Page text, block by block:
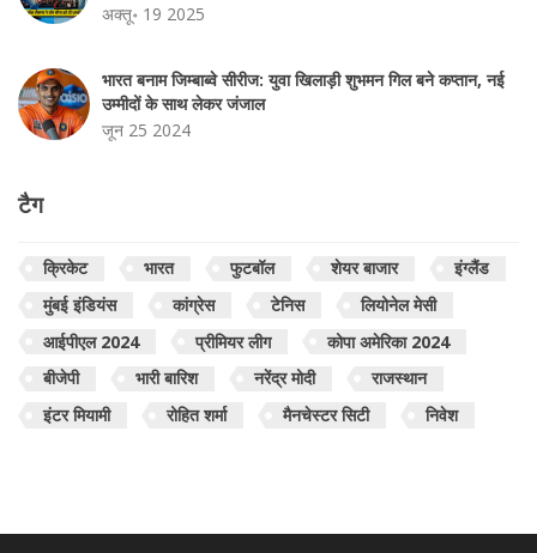
अक्तू॰ 19 2025
भारत बनाम जिम्बाब्वे सीरीज: युवा खिलाड़ी शुभमन गिल बने कप्तान, नई
उम्मीदों के साथ लेकर जंजाल
जून 25 2024
टैग
क्रिकेट भारत फुटबॉल शेयर बाजार
इंग्लैंड
मुंबई इंडियंस
कांग्रेस टेनिस
लियोनेल मेसी
आईपीएल 2024
प्रीमियर लीग
कोपा अमेरिका 2024
बीजेपी
भारी बारिश नरेंद्र मोदी
राजस्थान
इंटर मियामी
रोहित शर्मा मैनचेस्टर सिटी निवेश